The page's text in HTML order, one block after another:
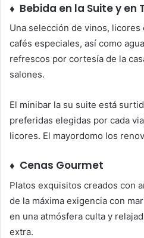
♦ Bebida en la Suite y en
Una selección de vinos, licores
cafés especiales, así como
refrescos por cortesía de la
salones.
El minibar la su suite está
preferidas elegidas por cada
licores. El mayordomo los
♦ Cenas Gourmet
Platos exquisitos creados con
de la máxima exigencia con
en una atmósfera culta y
extra.